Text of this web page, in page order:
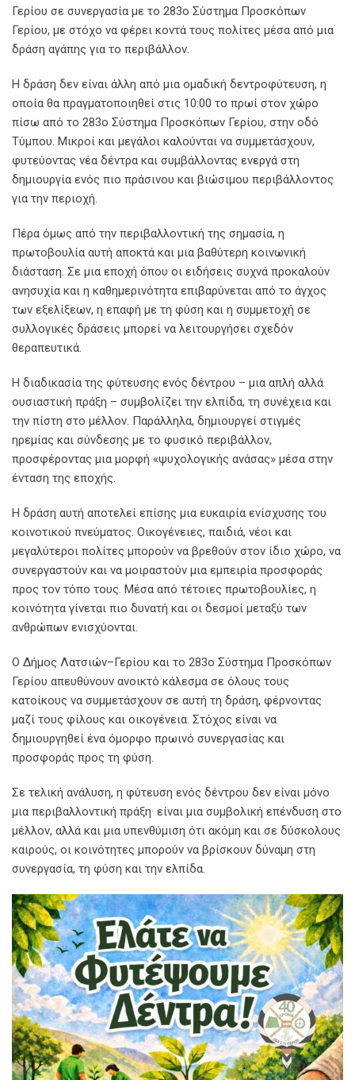
Γερίου σε συνεργασία με το 283ο Σύστημα Προσκόπων
Γερίου, με στόχο να φέρει κοντά τους πολίτες μέσα από μια
δράση αγάπης για το περιβάλλον.
Η δράση δεν είναι άλλη από μια ομαδική δεντροφύτευση, η
οποία θα πραγματοποιηθεί στις 10:00 το πρωί στον χώρο
πίσω από το 283ο Σύστημα Προσκόπων Γερίου, στην οδό
Τύμπου. Μικροί και μεγάλοι καλούνται να συμμετάσχουν,
φυτεύοντας νέα δέντρα και συμβάλλοντας ενεργά στη
δημιουργία ενός πιο πράσινου και βιώσιμου περιβάλλοντος
για την περιοχή.
Πέρα όμως από την περιβαλλοντική της σημασία, η
πρωτοβουλία αυτή αποκτά και μια βαθύτερη κοινωνική
διάσταση. Σε μια εποχή όπου οι ειδήσεις συχνά προκαλούν
ανησυχία και η καθημερινότητα επιβαρύνεται από το άγχος
των εξελίξεων, η επαφή με τη φύση και η συμμετοχή σε
συλλογικές δράσεις μπορεί να λειτουργήσει σχεδόν
θεραπευτικά.
Η διαδικασία της φύτευσης ενός δέντρου – μια απλή αλλά
ουσιαστική πράξη – συμβολίζει την ελπίδα, τη συνέχεια και
την πίστη στο μέλλον. Παράλληλα, δημιουργεί στιγμές
ηρεμίας και σύνδεσης με το φυσικό περιβάλλον,
προσφέροντας μια μορφή «ψυχολογικής ανάσας» μέσα στην
ένταση της εποχής.
Η δράση αυτή αποτελεί επίσης μια ευκαιρία ενίσχυσης του
κοινοτικού πνεύματος. Οικογένειες, παιδιά, νέοι και
μεγαλύτεροι πολίτες μπορούν να βρεθούν στον ίδιο χώρο, να
συνεργαστούν και να μοιραστούν μια εμπειρία προσφοράς
προς τον τόπο τους. Μέσα από τέτοιες πρωτοβουλίες, η
κοινότητα γίνεται πιο δυνατή και οι δεσμοί μεταξύ των
ανθρώπων ενισχύονται.
Ο Δήμος Λατσιών–Γερίου και το 283ο Σύστημα Προσκόπων
Γερίου απευθύνουν ανοικτό κάλεσμα σε όλους τους
κατοίκους να συμμετάσχουν σε αυτή τη δράση, φέρνοντας
μαζί τους φίλους και οικογένεια. Στόχος είναι να
δημιουργηθεί ένα όμορφο πρωινό συνεργασίας και
προσφοράς προς τη φύση.
Σε τελική ανάλυση, η φύτευση ενός δέντρου δεν είναι μόνο
μια περιβαλλοντική πράξη· είναι μια συμβολική επένδυση στο
μέλλον, αλλά και μια υπενθύμιση ότι ακόμη και σε δύσκολους
καιρούς, οι κοινότητες μπορούν να βρίσκουν δύναμη στη
συνεργασία, τη φύση και την ελπίδα.